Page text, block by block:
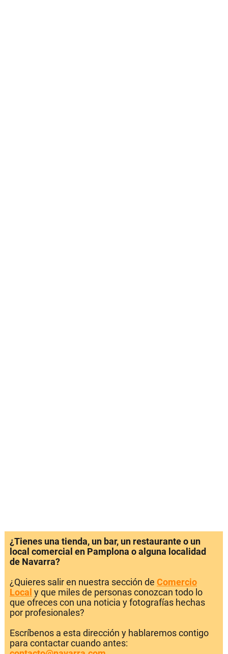
¿Tienes una tienda, un bar, un restaurante o un
local comercial en Pamplona o alguna localidad
de Navarra?
¿Quieres salir en nuestra sección de Comercio
Local y que miles de personas conozcan todo lo
que ofreces con una noticia y fotografías hechas
por profesionales?
Escríbenos a esta dirección y hablaremos contigo
para contactar cuando antes: